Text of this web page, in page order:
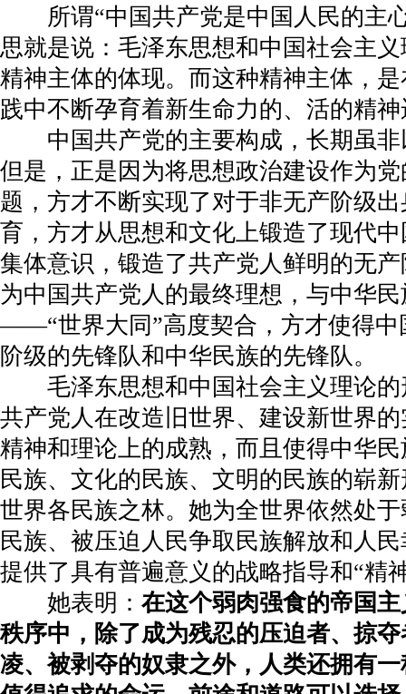
所谓“中国共产党是中国人民的主
思就是说：毛泽东思想和中国社会主
精神主体的体现。而这种精神主体，
践中不断孕育着新生命力的、活的精
中国共产党的主要构成，长期虽非
但是，正是因为将思想政治建设作为
题，方才不断实现了对于非无产阶级
育，方才从思想和文化上锻造了现代
集体意识，锻造了共产党人鲜明的无
为中国共产党人的最终理想，与中华
——“世界大同”高度契合，方才使得中
阶级的先锋队和中华民族的先锋队。
毛泽东思想和中国社会主义理论的
共产党人在改造旧世界、建设新世界
精神和理论上的成熟，而且使得中华
民族、文化的民族、文明的民族的崭
世界各民族之林。她为全世界依然处
民族、被压迫人民争取民族解放和人
提供了具有普遍意义的战略指导和“精
她表明： 在这个弱肉强食的帝国
秩序中，除了成为残忍的压迫者、掠
凌、被剥夺的奴隶之外，人类还拥有